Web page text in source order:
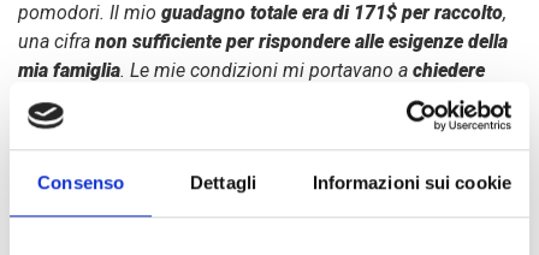
Consenso Dettagli Informazioni sui cookie
pomodori. Il mio guadagno totale era di 171$ per raccolto,
una cifra non sufficiente per rispondere alle esigenze della
mia famiglia. Le mie condizioni mi portavano a chiedere
prestiti
occasionalmente che però non sono quasi mai
riuscito a restituire, a causa delle spese per la mia famiglia e
i guadagni troppo bassi”.